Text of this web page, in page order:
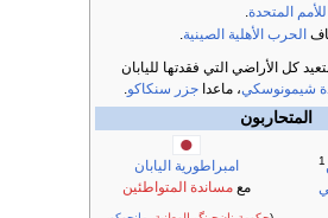
للأمم المتحدة.
الحرب الأهلية الصينية.
كل الأراضي التي فقدتها لليابان
شيمونوسكي، ماعدا جزر سنكاكو.
المتحاربون
1
امبراطورية اليابان
معمساندة المتواطئين